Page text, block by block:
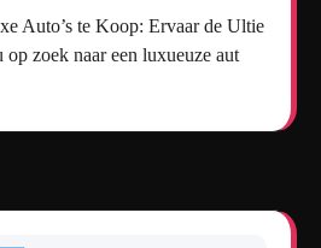
zoek naar een luxueuze aut